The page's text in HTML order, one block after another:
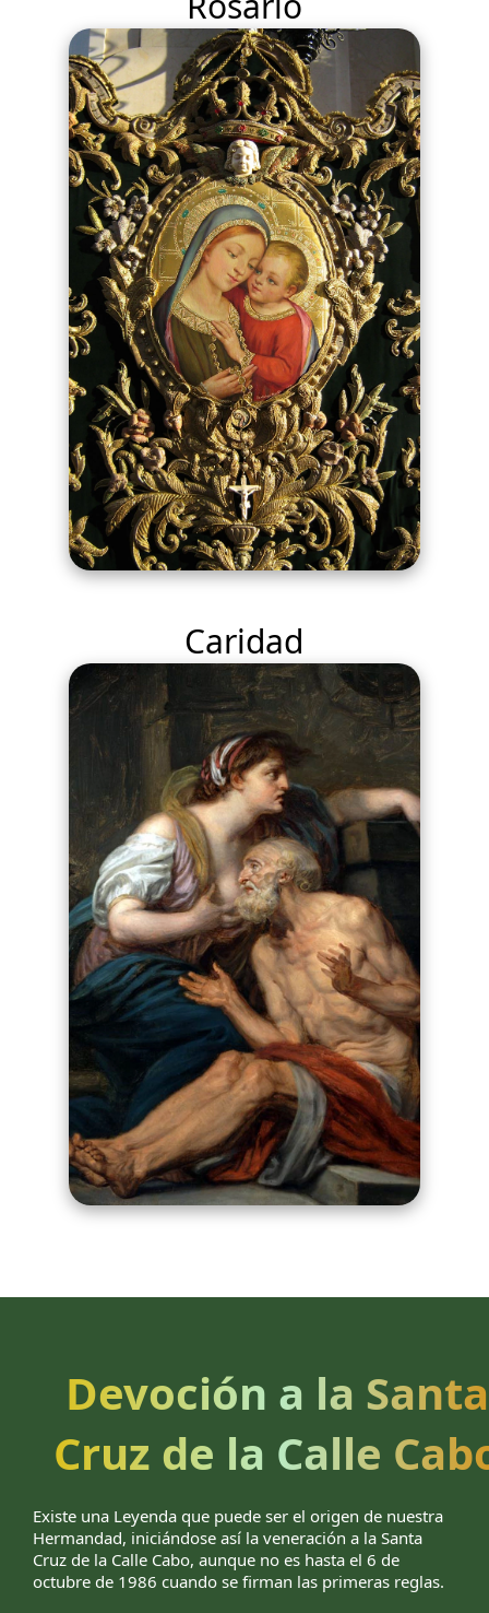
Caridad
Devoción a la Santa
Cruz de la Calle
Existe una Leyenda que puede ser el origen de nuestra
Hermandad, iniciándose así la veneración a la Santa
Cruz de la Calle Cabo, aunque no es hasta el 6 de
octubre de 1986 cuando se firman las primeras reglas.